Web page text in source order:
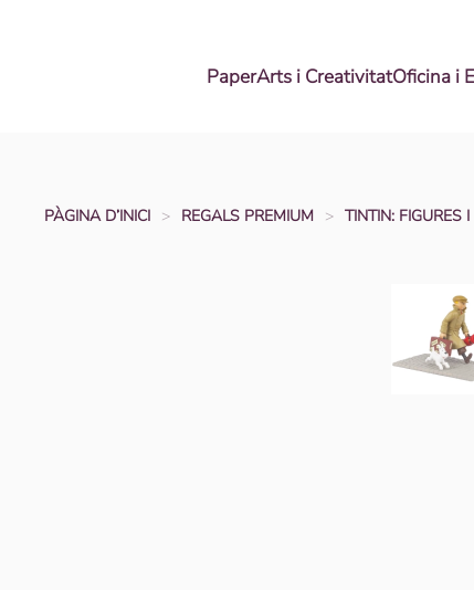
PaperArts i CreativitatOficina i
PÀGINA D’INICI REGALS PREMIUM TINTIN: FIGURES I